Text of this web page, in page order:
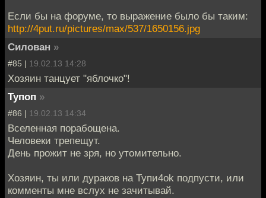
Если бы на форуме, то выражение было бы таким:
http://4put.ru/pictures/max/537/1650156.jpg
Силован »
#85 | 19.02.13 14:28
Хозяин танцует "яблочко"!
Тупоп »
#86 | 19.02.13 14:34
Вселенная порабощена.
Человеки трепещут.
День прожит не зря, но утомительно.
Хозяин, ты или дураков на Тупи4оk подпусти, или
комменты мне вслух не зачитывай.